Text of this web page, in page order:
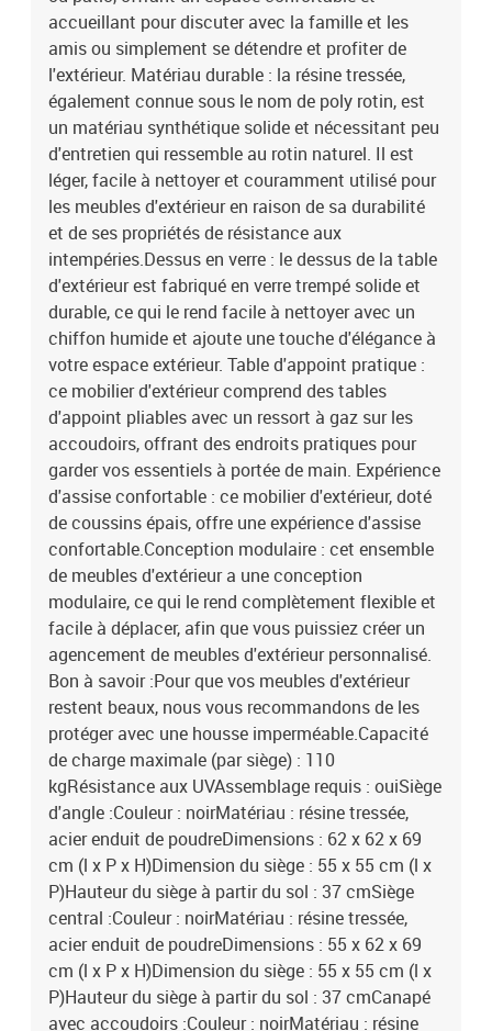
du sol : 37 cmHauteur des accoudoirs à partir du sol : 55
cmDimensions de la table d'appoint : 25 x 23 cm (L x l)Repose-pied
:Couleur : noirMatériau : résine tressée, acier enduit de
poudreDimensions : 55 x 55 x 37 cm (l x P x H)Dimension du siège :
55 x 55 cm (l x P)Hauteur du siège à partir du sol : 37 cmTable
:Couleur : noirMatériau : résine tressée, acier enduit de poudre,
verre trempéDimensions : 55 x 55 x 37 cm (L x l x H)Coussin
:Couleur : blanc crème Matériau de la couverture : tissu (100 %
polyester)Matériau de remplissage du coussin de siège :
mousseMatériau de remplissage du coussin de dossier : fibre de
cotonDimensions du coussin de siège : 55 x 55 x 3 cm (l x P x
é)Dimensions du coussin de dossier : 55 x 45 x 13 cm (L x l x é)La
livraison contient :1 x canapé d'angle3 x siège central2 x canapé
avec accoudoirs1 x repose-pied1 x table de jardin7 x coussin de
dossier7 x coussin de siège avec housse amovible et lavable
accueillant pour discuter avec la famille et les
amis ou simplement se détendre et profiter de
l'extérieur. Matériau durable : la résine tressée,
également connue sous le nom de poly rotin, est
un matériau synthétique solide et nécessitant peu
d'entretien qui ressemble au rotin naturel. Il est
léger, facile à nettoyer et couramment utilisé pour
les meubles d'extérieur en raison de sa durabilité
et de ses propriétés de résistance aux
intempéries.Dessus en verre : le dessus de la table
d'extérieur est fabriqué en verre trempé solide et
durable, ce qui le rend facile à nettoyer avec un
chiffon humide et ajoute une touche d'élégance à
votre espace extérieur. Table d'appoint pratique :
ce mobilier d'extérieur comprend des tables
d'appoint pliables avec un ressort à gaz sur les
accoudoirs, offrant des endroits pratiques pour
garder vos essentiels à portée de main. Expérience
d'assise confortable : ce mobilier d'extérieur, doté
de coussins épais, offre une expérience d'assise
confortable.Conception modulaire : cet ensemble
de meubles d'extérieur a une conception
modulaire, ce qui le rend complètement flexible et
facile à déplacer, afin que vous puissiez créer un
agencement de meubles d'extérieur personnalisé.
Bon à savoir :Pour que vos meubles d'extérieur
restent beaux, nous vous recommandons de les
protéger avec une housse imperméable.Capacité
de charge maximale (par siège) : 110
kgRésistance aux UVAssemblage requis : ouiSiège
d'angle :Couleur : noirMatériau : résine tressée,
acier enduit de poudreDimensions : 62 x 62 x 69
cm (l x P x H)Dimension du siège : 55 x 55 cm (l x
P)Hauteur du siège à partir du sol : 37 cmSiège
central :Couleur : noirMatériau : résine tressée,
acier enduit de poudreDimensions : 55 x 62 x 69
cm (l x P x H)Dimension du siège : 55 x 55 cm (l x
P)Hauteur du siège à partir du sol : 37 cmCanapé
avec accoudoirs :Couleur : noirMatériau : résine